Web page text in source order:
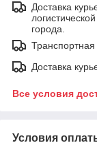
Доставка
города.
Доставка
Все условия
Условия